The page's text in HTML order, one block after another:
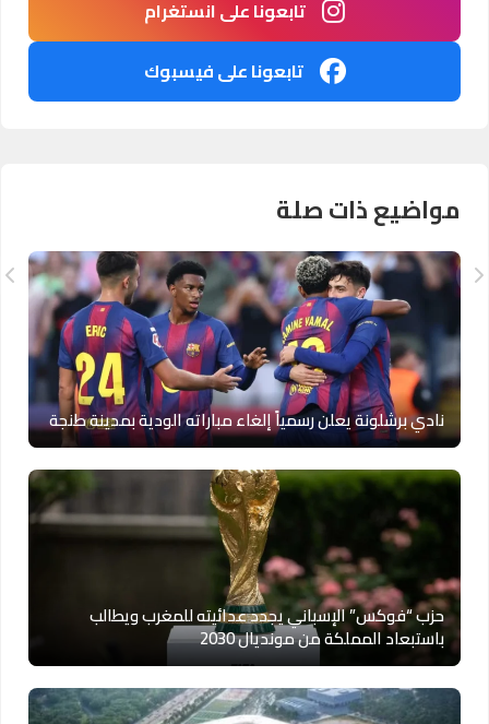
تابعونا على انستغرام
تابعونا على فيسبوك
مواضيع ذات صلة
نادي برشلونة يعلن رسمياً إلغاء مباراته الودية بمدينة طنجة
حزب “فوكس” الإسباني يجدد عدائيته للمغرب ويطالب
باستبعاد المملكة من مونديال 2030